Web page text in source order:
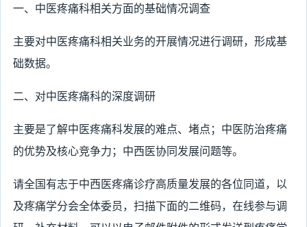
一、中医疼痛科相关方面的基础情况调查
主要对中医疼痛科相关业务的开展情况进行调研，形成基
础数据。
二、对中医疼痛科的深度调研
主要是了解中医疼痛科发展的难点、堵点；中医防治疼痛
的优势及核心竞争力；中西医协同发展问题等。
请全国有志于中西医疼痛诊疗高质量发展的各位同道，以
及疼痛学分会全体委员，扫描下面的二维码，在线参与调